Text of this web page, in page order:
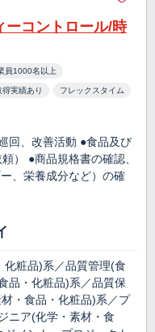
ーコントロール/時
員1000名以上
実績あり フレックスタイム
回、改善活動 ●食品及び
） ●商品規格書の確認、
、栄養成分など）の確
化粧品)系／品質管理(食
品・化粧品)系／品質保
・食品・化粧品)系／プ
ニア(化学・素材・食